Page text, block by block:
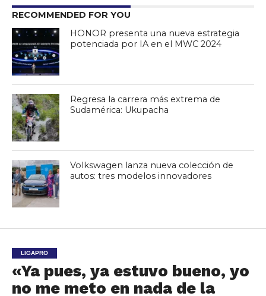
RECOMMENDED FOR YOU
HONOR presenta una nueva estrategia
Regresa la carrera más extrema de
Volkswagen lanza nueva colección de
LIGAPRO
«Ya pues, ya estuvo bueno, yo